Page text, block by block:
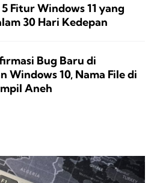
Fitur Windows 11 yang
30 Hari Kedepan
Bug Baru di
Windows 10, Nama File di
Aneh